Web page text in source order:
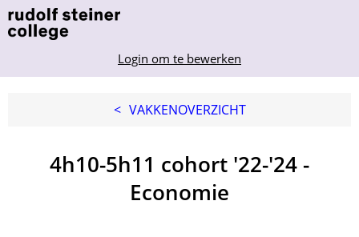
Login om te bewerken
< VAKKENOVERZICHT
4h10-5h11 cohort '22-'24 -
Economie